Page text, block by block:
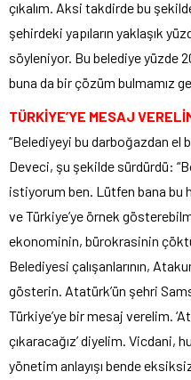
çıkalım. Aksi takdirde bu
şehirdeki yapıların yaklaşık
söyleniyor. Bu belediye yüzde
buna da bir çözüm bulmamız
TÜRKİYE’YE MESAJ
“Belediyeyi bu darboğazdan el
Deveci, şu şekilde sürdürdü:
istiyorum ben. Lütfen bana bu
ve Türkiye’ye örnek
ekonominin, bürokrasinin
Belediyesi çalışanlarının,
gösterin. Atatürk’ün şehri
Türkiye’ye bir mesaj verelim.
çıkaracağız’ diyelim. Vicdani,
yönetim anlayışı bende